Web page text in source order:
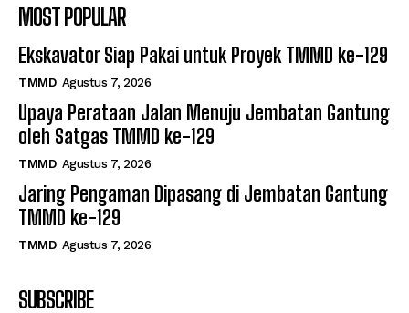
MOST POPULAR
Ekskavator Siap Pakai untuk Proyek TMMD ke-129
TMMD Agustus 7, 2026
Upaya Perataan Jalan Menuju Jembatan Gantung
oleh Satgas TMMD ke-129
TMMD Agustus 7, 2026
Jaring Pengaman Dipasang di Jembatan Gantung
TMMD ke-129
TMMD Agustus 7, 2026
SUBSCRIBE